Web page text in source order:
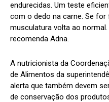
endurecidas. Um teste
com o dedo na carne. Se
musculatura volta ao
recomenda Adna.
A nutricionista da
de Alimentos da
alerta que também devem
de conservação dos